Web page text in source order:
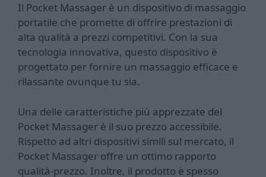
Il Pocket Massager è un dispositivo di massaggio
portatile che promette di offrire prestazioni di
alta qualità a prezzi competitivi. Con la sua
tecnologia innovativa, questo dispositivo è
progettato per fornire un massaggio efficace e
rilassante ovunque tu sia.
Una delle caratteristiche più apprezzate del
Pocket Massager è il suo prezzo accessibile.
Rispetto ad altri dispositivi simili sul mercato, il
Pocket Massager offre un ottimo rapporto
qualità-prezzo. Inoltre, il prodotto è spesso